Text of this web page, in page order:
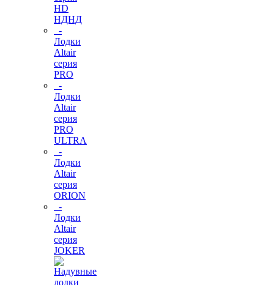
HD
НДНД
-
Лодки
Altair
серия
PRO
-
Лодки
Altair
серия
PRO
ULTRA
-
Лодки
Altair
серия
ORION
-
Лодки
Altair
серия
JOKER